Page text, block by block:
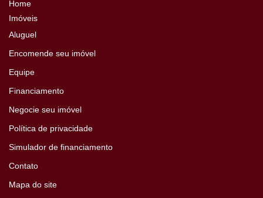
Home
Imóveis
Aluguel
Encomende seu imóvel
Equipe
Financiamento
Negocie seu imóvel
Política de privacidade
Simulador de financiamento
Contato
Mapa do site